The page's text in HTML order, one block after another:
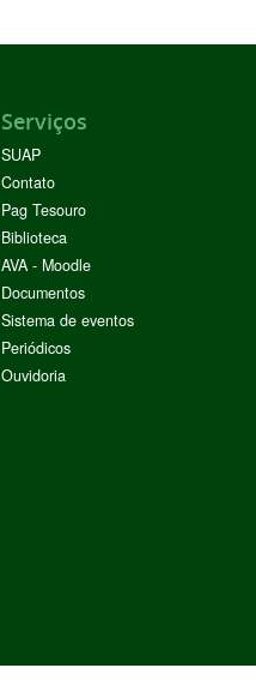
Serviços
SUAP
Contato
Pag Tesouro
Biblioteca
AVA - Moodle
Documentos
Sistema de eventos
Periódicos
Ouvidoria